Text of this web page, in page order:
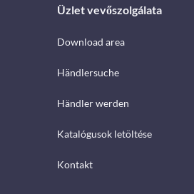
Üzlet vevőszolgálata
Download area
Händlersuche
Händler werden
Katalógusok letöltése
Kontakt